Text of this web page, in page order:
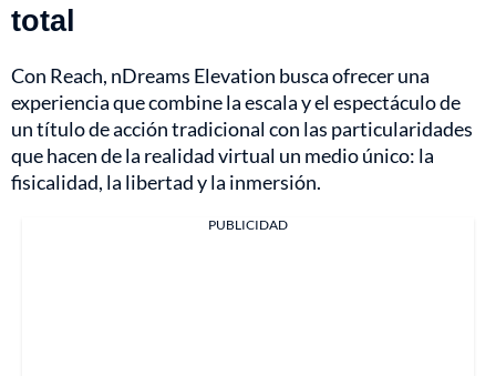
total
Con Reach, nDreams Elevation busca ofrecer una
experiencia que combine la escala y el espectáculo de
un título de acción tradicional con las particularidades
que hacen de la realidad virtual un medio único: la
fisicalidad, la libertad y la inmersión.
PUBLICIDAD